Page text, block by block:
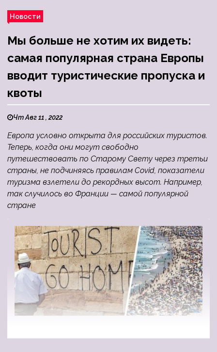
Новости
Мы больше не хотим их видеть:
самая популярная страна Европы
вводит туристические пропуска и
квоты
Чт Авг 11 , 2022
Европа условно открыта для российских туристов.
Теперь, когда они могут свободно
путешествовать по Старому Свету через третьи
страны, не подчиняясь правилам Covid, показатели
туризма взлетели до рекордных высот. Например,
так случилось во Франции — самой популярной
стране